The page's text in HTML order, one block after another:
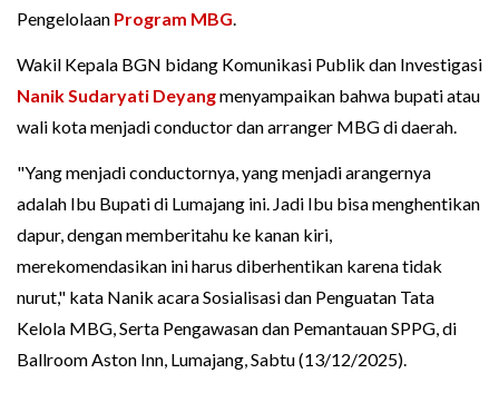
Pengelolaan Program MBG.
Wakil Kepala BGN bidang Komunikasi Publik dan Investigasi
Nanik Sudaryati Deyangmenyampaikan bahwa bupati atau
wali kota menjadi conductor dan arranger MBG di daerah.
"Yang menjadi conductornya, yang menjadi arangernya
adalah Ibu Bupati di Lumajang ini. Jadi Ibu bisa menghentikan
dapur, dengan memberitahu ke kanan kiri,
merekomendasikan ini harus diberhentikan karena tidak
nurut," kata Nanik acara Sosialisasi dan Penguatan Tata
Kelola MBG, Serta Pengawasan dan Pemantauan SPPG, di
Ballroom Aston Inn, Lumajang, Sabtu (13/12/2025).